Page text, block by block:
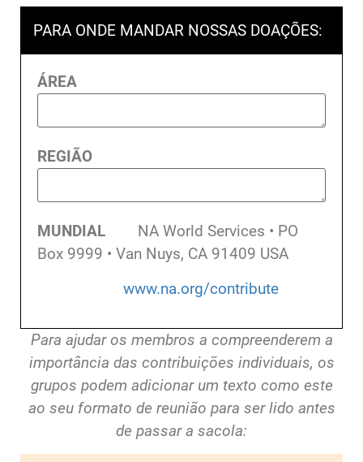
PARA ONDE MANDAR NOSSAS DOAÇÕES:
ÁREA
REGIÃO
MUNDIAL
NA World Services • PO
Box 9999 • Van Nuys, CA 91409 USA
www.na.org/contribute
Para ajudar os membros a compreenderem a
importância das contribuições individuais, os
grupos podem adicionar um texto como este
ao seu formato de reunião para ser lido antes
de passar a sacola: